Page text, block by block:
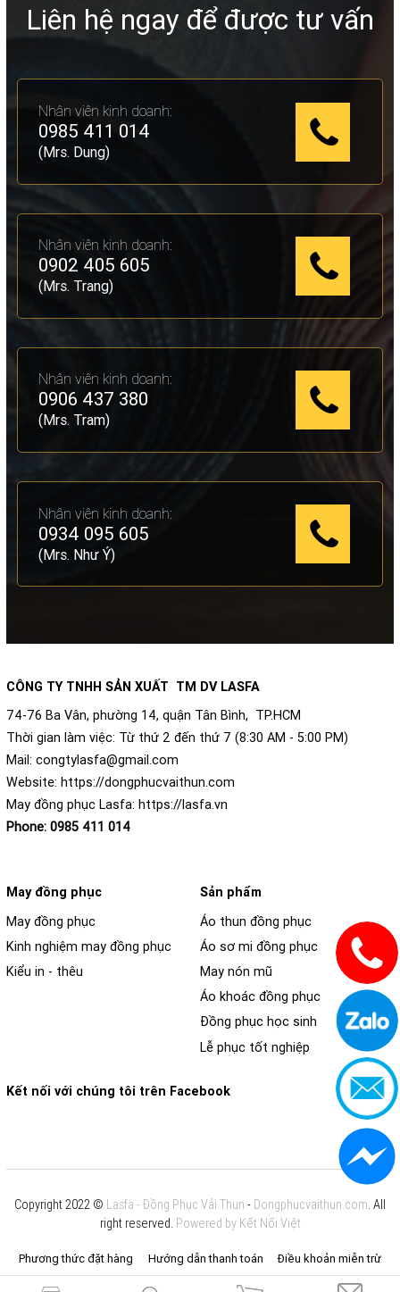
Liên hệ ngay để được tư vấn
Nhân viên kinh doanh:
0985 411 014
(Mrs. Dung)
Nhân viên kinh doanh:
0902 405 605
(Mrs. Trang)
Nhân viên kinh doanh:
0906 437 380
(Mrs. Tram)
Nhân viên kinh doanh:
0934 095 605
(Mrs. Như Ý)
CÔNG TY TNHH SẢN XUẤT TM DV LASFA
74-76 Ba Vân, phường 14, quận Tân Bình, TP.HCM
Thời gian làm việc: Từ thứ 2 đến thứ 7 (8:30 AM - 5:00 PM)
Mail:congtylasfa@gmail.com
Website:https://dongphucvaithun.com
May đồng phục Lasfa:https://lasfa.vn
Phone:0985 411 014
May đồng phục
May đồng phục
Kinh nghiệm may đồng phục
Kiểu in - thêu
Sản phẩm
Áo thun đồng phục
Áo sơ mi đồng phục
May nón mũ
Áo khoác đồng phục
Đồng phục học sinh
Lễ phục tốt nghiệp
Kết nối với chúng tôi trên Facebook
Copyright 2022 © Lasfa - Đồng Phục Vải Thun - Dongphucvaithun.com. All
right reserved. Powered by Kết Nối Việt
Phương thức đặt hàng Hướng dẫn thanh toán Điều khoản miễn trừ